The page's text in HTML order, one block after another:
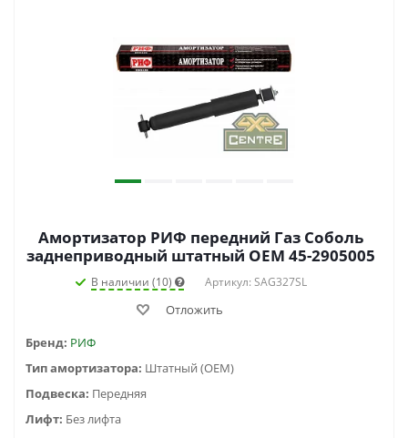
Амортизатор РИФ передний Газ Соболь
заднеприводный штатный OEM 45-2905005
В наличии (10) Артикул: SAG327SL
Отложить
Бренд: РИФ
Тип амортизатора: Штатный (OEM)
Подвеска: Передняя
Лифт: Без лифта